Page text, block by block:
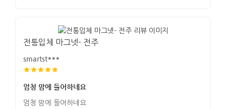
전통입체 마그넷- 전주
smartst***
엄청 맘에 들어하네요
엄청 맘에 들어하네요